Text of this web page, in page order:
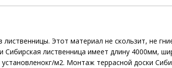
Этот материал не скользит, не
Сибирская лиственница имеет длину
м2. Монтаж террасной доски